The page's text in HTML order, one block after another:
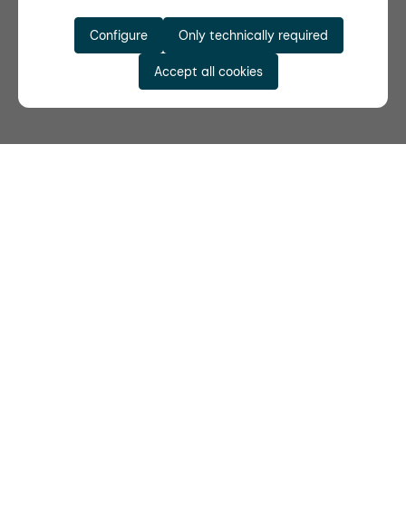
Only technically required
Configure
Accept all cookies